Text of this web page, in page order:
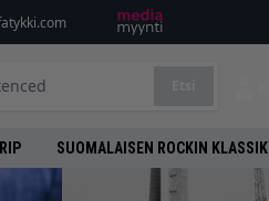
RIP SUOMALAISEN ROCKIN